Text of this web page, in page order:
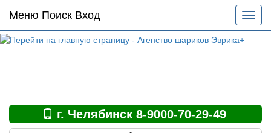
Основное
меню
по
Меню Поиск Вход
меню
г. Челябинск 8-9000-70-29-49